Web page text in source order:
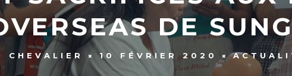
DE
CHEVALIER 10 FÉVRIER 2020